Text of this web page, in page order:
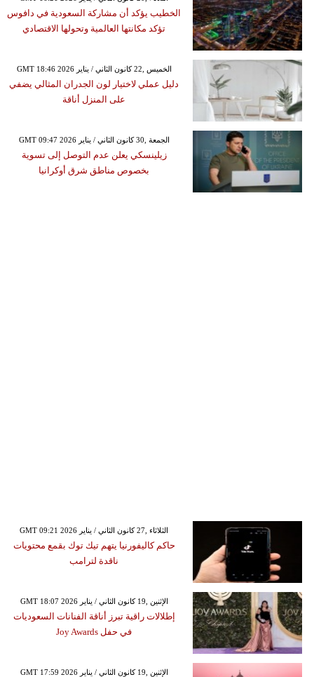
الخطيب يؤكد أن مشاركة السعودية في دافوس
تؤكد مكانتها العالمية وتحولها الاقتصادي
GMT 18:46 2026 الخميس ,22 كانون الثاني / يناير
دليل عملي لاختيار لون الجدران المثالي يضفي
على المنزل أناقة
GMT 09:47 2026 الجمعة ,30 كانون الثاني / يناير
زيلينسكي يعلن عدم التوصل إلى تسوية
بخصوص مناطق شرق أوكرانيا
GMT 09:21 2026 الثلاثاء ,27 كانون الثاني / يناير
حاكم كاليفورنيا يتهم تيك توك بقمع محتويات
ناقدة لترامب
GMT 18:07 2026 الإثنين ,19 كانون الثاني / يناير
إطلالات راقية تبرز أناقة الفنانات السعوديات
في حفل Joy Awards
GMT 17:59 2026 الإثنين ,19 كانون الثاني / يناير